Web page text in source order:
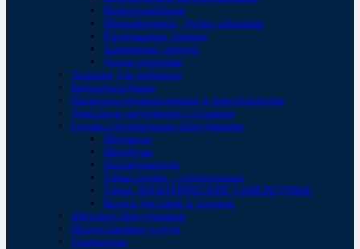
Вибротрамбовки
Швонарезчики. Диски алмазные
Раздельщики трещин
Заливщики трещин
Диски отрезные
Тележки для топпинга
Бетоноукладчики
Пылесосы промышленные и пресепараторы
Двигатели внутреннего сгорания
Садово-строительное оборудование
Мотокосы
Мотобуры
Опрыскиватели
Тачки садово - строительные
Тачки ЭЛЕКТРИЧЕСКИЕ САМОХОДНЫЕ
Колеса для тачек и тележек
Щитовое оборудование
Предоставляем услуги
Генераторы